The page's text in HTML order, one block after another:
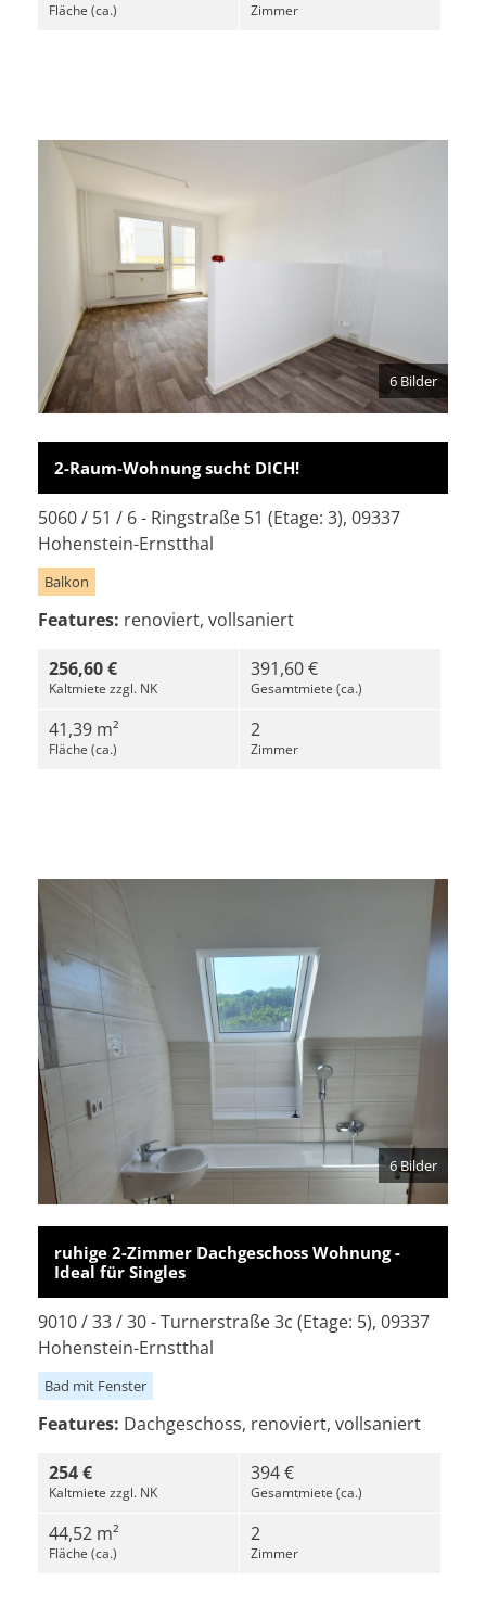
Fläche (ca.) Zimmer
6 Bilder
2-Raum-Wohnung sucht DICH!
5060 / 51 / 6 - Ringstraße 51 (Etage: 3), 09337
Hohenstein-Ernstthal
Balkon
Features: renoviert, vollsaniert
256,60 €
Kaltmiete zzgl. NK
391,60 €
Gesamtmiete (ca.)
41,39 m²
Fläche (ca.)
2
Zimmer
6 Bilder
ruhige 2-Zimmer Dachgeschoss Wohnung -
Ideal für Singles
9010 / 33 / 30 - Turnerstraße 3c (Etage: 5), 09337
Hohenstein-Ernstthal
Bad mit Fenster
Features: Dachgeschoss, renoviert, vollsaniert
254 €
Kaltmiete zzgl. NK
394 €
Gesamtmiete (ca.)
44,52 m²
Fläche (ca.)
2
Zimmer